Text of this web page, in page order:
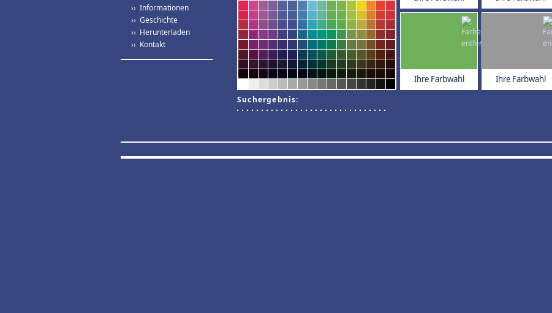
›› Informationen
›› Geschichte
›› Herunterladen
›› Kontakt
Ihre Farbwahl Ihre Farbwahl
Suchergebnis: